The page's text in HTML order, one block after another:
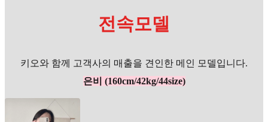
전속모델
키오와 함께 고객사의 매출을 견인한 메인 모델입니다.
은비 (160cm/42kg/44size)